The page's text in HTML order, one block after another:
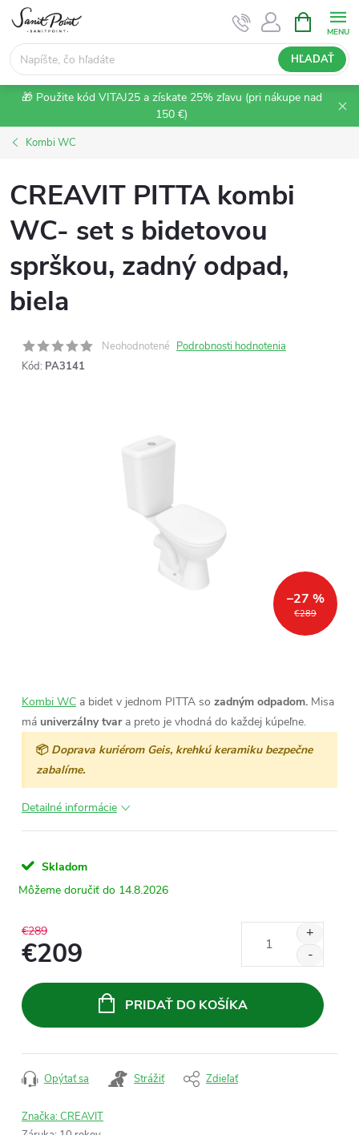
Prejsť
obsah
HĽADAŤ
KOŠÍK
🎁 Použite kód VITAJ25 a získate 25% zľavu (pri nákupe nad
150 €)
Kombi WC
CREAVIT PITTA kombi
WC- set s bidetovou
sprškou, zadný odpad,
biela
Neohodnotené Podrobnosti hodnotenia
Kód: PA3141
€289
–27 %
Kombi WC a bidet v jednom PITTA so zadným odpadom. Misa
má univerzálny tvara preto je vhodná do každej kúpeľne.
📦 Doprava kuriérom Geis, krehkú keramiku bezpečne
zabalíme.
Detailné informácie
Skladom
14.8.2026
€289
€209
cena:
PRIDAŤ DO KOŠÍKA
Opýtať sa Strážiť Zdieľať
Značka:CREAVIT